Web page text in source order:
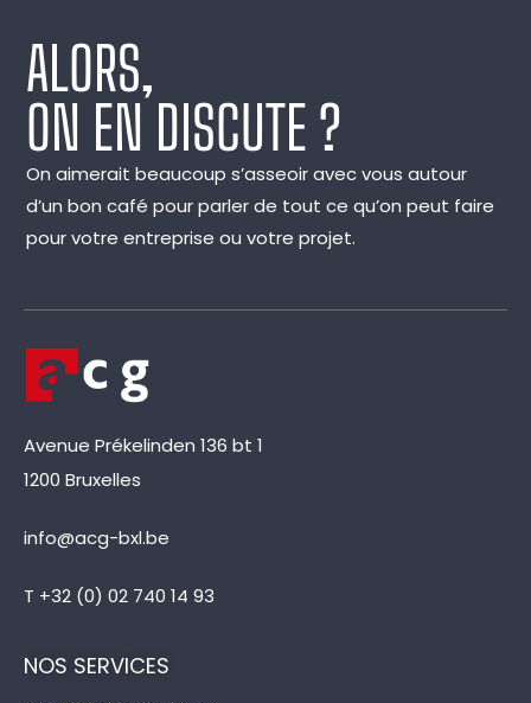
ALORS,
ON EN DISCUTE ?
On aimerait beaucoup s’asseoir avec vous autour
d’un bon café pour parler de tout ce qu’on peut faire
pour votre entreprise ou votre projet.
Avenue Prékelinden 136 bt 1
1200 Bruxelles
info@acg-bxl.be
T +32 (0) 02 740 14 93
NOS SERVICES